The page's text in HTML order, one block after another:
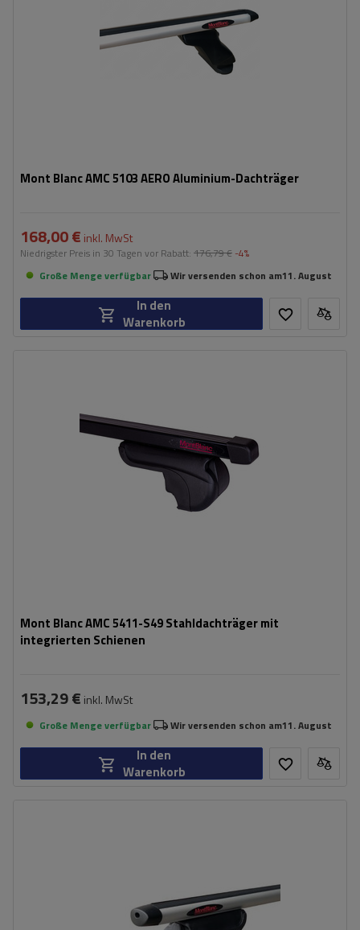
Mont Blanc AMC 5103 AERO Aluminium-Dachträger
168,00 € inkl. MwSt
Niedrigster Preis in 30 Tagen vor Rabatt: 176,79 € -4%
Große Menge verfügbar
Wir versenden schon am11. August
In den
Warenkorb
Mont Blanc AMC 5411-S49 Stahldachträger mit
integrierten Schienen
153,29 € inkl. MwSt
Große Menge verfügbar Wir versenden schon am11. August
In den
Warenkorb